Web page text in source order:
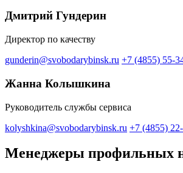
Дмитрий Гундерин
Директор по качеству
gunderin@svobodarybinsk.ru +7 (4855) 55-
Жанна Колышкина
Руководитель службы сервиса
kolyshkina@svobodarybinsk.ru +7 (4855)
Менеджеры профильных